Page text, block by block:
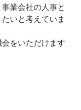
業会社の人事と
いと考えていま
をいただけます